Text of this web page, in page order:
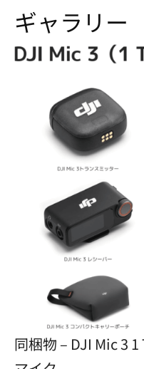
ギャラリー
同梱物 – DJI Mic 3